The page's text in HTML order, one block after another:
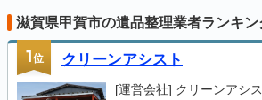
滋賀県甲賀市の遺品整理業者ランキン
1位 クリーンアシスト
[運営会社] クリーンアシ